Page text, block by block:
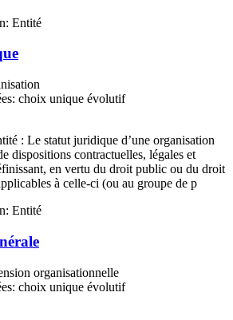
Entité
choix unique évolutif
: Le statut juridique d’une organisation
dispositions contractuelles, légales et
en vertu du droit public ou du droit
à celle-ci (ou au groupe de p
Entité
organisationnelle
choix unique évolutif